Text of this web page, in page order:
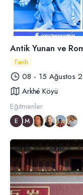
Antik Yunan ve
Tarih
08 - 15 Ağustos
Arkhé Köyü
Eğitmenler
E M